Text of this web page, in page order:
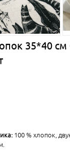
35*40
100 % хлопок,